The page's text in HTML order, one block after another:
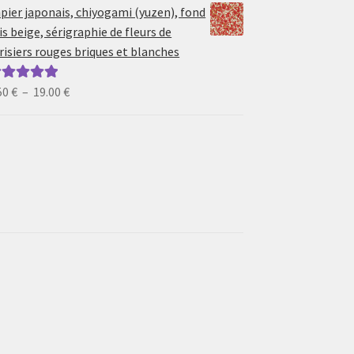
prix :
6.50 €
à
japonais, chiyogami (yuzen), fond
beige, sérigraphie de fleurs de
rouges briques et blanches
5.00sur
€ – 19.00€Plage